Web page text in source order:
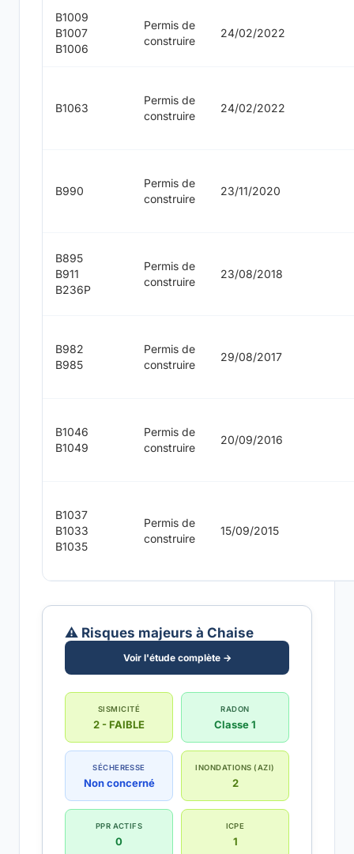
B1009
B1007
B1006
Permis de
construire
24/02/2022
B1063
Permis de
construire
24/02/2022
B990
Permis de
construire
23/11/2020
B895
B911
B236P
Permis de
construire
23/08/2018
B982
B985
Permis de
construire
29/08/2017
B1046
B1049
Permis de
construire
20/09/2016
B1037
B1033
B1035
Permis de
construire
15/09/2015
⚠️ Risques majeurs à Chaise
Voir l'étude complète →
SISMICITÉ
2 - FAIBLE
RADON
Classe 1
SÉCHERESSE
Non concerné
INONDATIONS (AZI)
2
PPR ACTIFS
0
ICPE
1